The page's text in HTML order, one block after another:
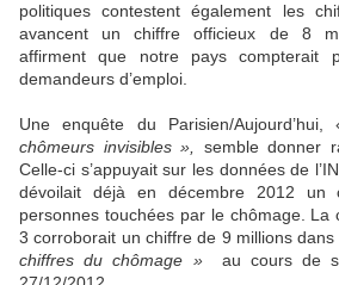
politiques contestent également les
avancent un chiffre officieux de 8
affirment que notre pays compterait
demandeurs d’emploi.
Une enquête du Parisien/
chômeurs invisibles », semble donner
Celle-ci s’appuyait sur les données de
dévoilait déjà en décembre 2012
personnes touchées par le chômage. La
3 corroborait un chiffre de 9 millions
chiffres du chômage »
au cours de